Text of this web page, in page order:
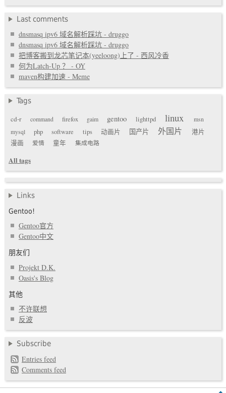
Last comments
dnsmasq ipv6 域名解析踩坑 - druggo
dnsmasq ipv6 域名解析踩坑 - druggo
把博客搬到龙芯笔记本(yeeloong)上了 - 西风冷香
何为Latch-Up ？ - OY
maven构建加速 - Meme
Tags
cd-r
command firefox gaim gentoo lighttpd linux
msn
mysql
php software tips 动画片 国产片 外国片
港片
漫画
爱情 童年 集成电路
All tags
Links
Gentoo!
Gentoo官方
Gentoo中文
朋友们
Projekt D.K.
Oasis's Blog
其他
不许联想
反波
Subscribe
Entries feed
Comments feed